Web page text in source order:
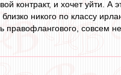
контракт, и хочет уйти.
никого по классу
правофлангового, совсем